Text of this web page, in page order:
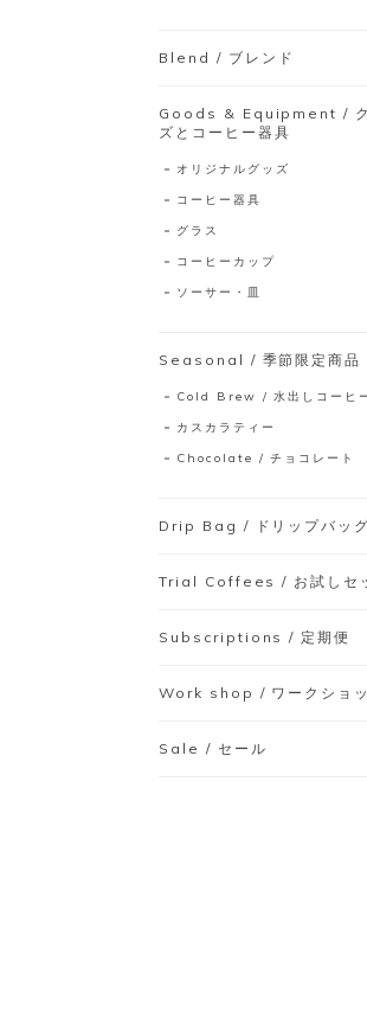
Blend / ブレンド
Goods & Equipment /
ズとコーヒー器具
オリジナルグッズ
コーヒー器具
グラス
コーヒーカップ
ソーサー・皿
Seasonal / 季節限定商品
Cold Brew / 水出しコーヒ
カスカラティー
Chocolate / チョコレート
Drip Bag / ドリップバッグ
Trial Coffees / お試しセ
Subscriptions / 定期便
Work shop / ワークショ
Sale / セール